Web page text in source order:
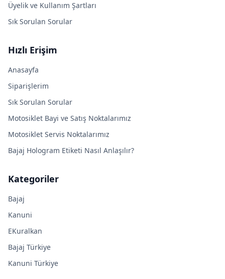
Üyelik ve Kullanım Şartları
Sık Sorulan Sorular
Hızlı Erişim
Anasayfa
Siparişlerim
Sık Sorulan Sorular
Motosiklet Bayi ve Satış Noktalarımız
Motosiklet Servis Noktalarımız
Bajaj Hologram Etiketi Nasıl Anlaşılır?
Kategoriler
Bajaj
Kanuni
EKuralkan
Bajaj Türkiye
Kanuni Türkiye